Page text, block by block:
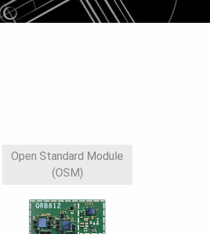
Open Standard Module
(OSM)